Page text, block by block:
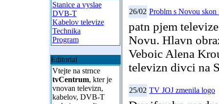
Stanice a vyslae
DVB-T
Kabelov televize
Technika
Program
Editorial
Vtejte na strnce
tvCentrum, kter je
vnovan televizn,
kabelov, DVB-T
26/02 Problm s Novou skon
patn pjem
Novu. Hlavn
Veboic Alena
televizn divci na
25/02 TV JOJ zmenila logo